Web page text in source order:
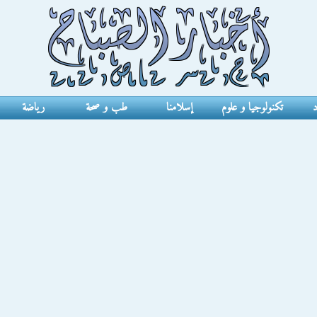
تكنولوجيا و علوم إسلامنا طب و صحة رياضة